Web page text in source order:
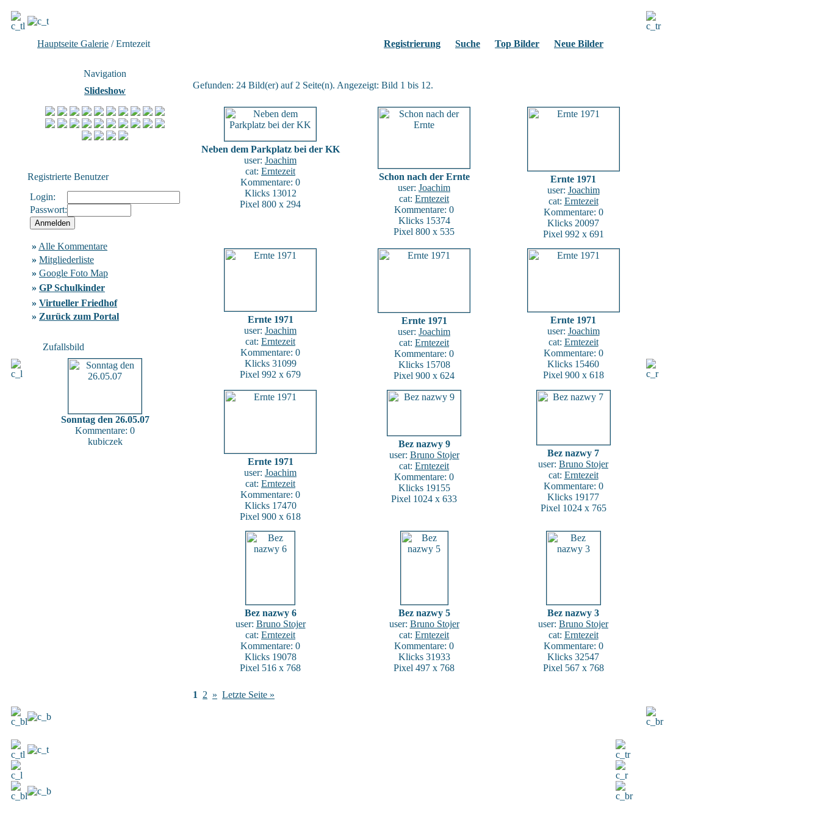
Hauptseite Galerie / Erntezeit Registrierung Suche Top Bilder Neue Bilder
Navigation
Slideshow
Registrierte Benutzer
Login:
Passwort:
» Alle Kommentare
» Mitgliederliste
» Google Foto Map
» GP Schulkinder
» Virtueller Friedhof
» Zurück zum Portal
Zufallsbild
Sonntag den 26.05.07
Kommentare: 0
kubiczek
Gefunden: 24 Bild(er) auf 2 Seite(n). Angezeigt: Bild 1 bis 12.
Neben dem Parkplatz bei der KK
user: Joachim
cat: Erntezeit
Kommentare: 0
Klicks 13012
Pixel 800 x 294
Schon nach der Ernte
user: Joachim
cat: Erntezeit
Kommentare: 0
Klicks 15374
Pixel 800 x 535
Ernte 1971
user: Joachim
cat: Erntezeit
Kommentare: 0
Klicks 20097
Pixel 992 x 691
Ernte 1971
user: Joachim
cat: Erntezeit
Kommentare: 0
Klicks 31099
Pixel 992 x 679
Ernte 1971
user: Joachim
cat: Erntezeit
Kommentare: 0
Klicks 15708
Pixel 900 x 624
Ernte 1971
user: Joachim
cat: Erntezeit
Kommentare: 0
Klicks 15460
Pixel 900 x 618
Ernte 1971
user: Joachim
cat: Erntezeit
Kommentare: 0
Klicks 17470
Pixel 900 x 618
Bez nazwy 9
user: Bruno Stojer
cat: Erntezeit
Kommentare: 0
Klicks 19155
Pixel 1024 x 633
Bez nazwy 7
user: Bruno Stojer
cat: Erntezeit
Kommentare: 0
Klicks 19177
Pixel 1024 x 765
Bez nazwy 6
user: Bruno Stojer
cat: Erntezeit
Kommentare: 0
Klicks 19078
Pixel 516 x 768
Bez nazwy 5
user: Bruno Stojer
cat: Erntezeit
Kommentare: 0
Klicks 31933
Pixel 497 x 768
Bez nazwy 3
user: Bruno Stojer
cat: Erntezeit
Kommentare: 0
Klicks 32547
Pixel 567 x 768
1 2 » Letzte Seite »